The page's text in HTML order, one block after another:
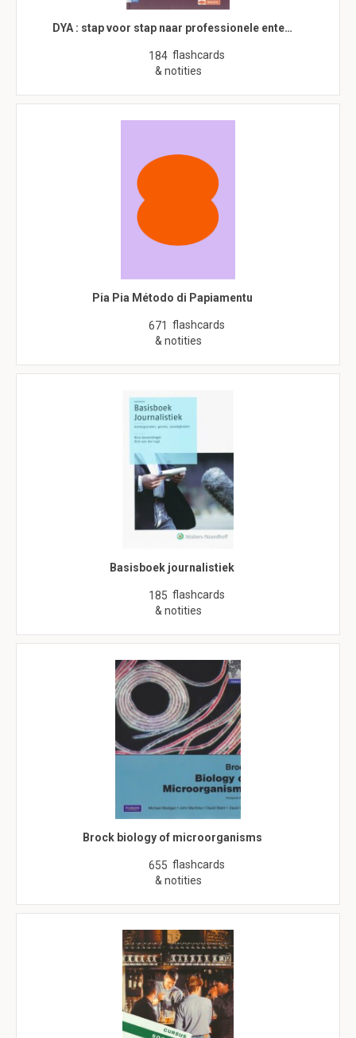
DYA : stap voor stap naar professionele ente…
184 flashcards
& notities
Pia Pia Método di Papiamentu
671 flashcards
& notities
Basisboek journalistiek
185 flashcards
& notities
Brock biology of microorganisms
655 flashcards
& notities